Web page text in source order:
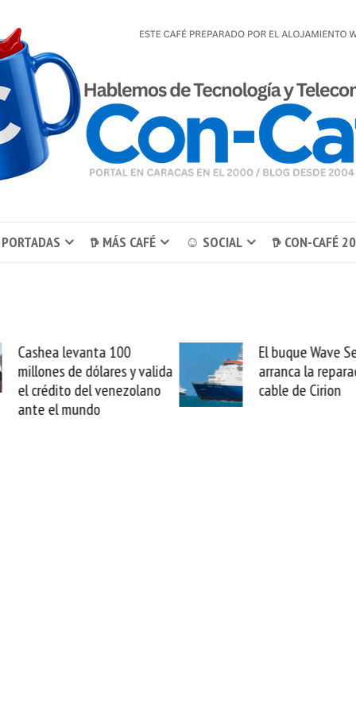
𖠚 MÁS CAFÉ ☺ SOCIAL 𖠚 CON-CAFÉ
El buque Wave Sentinel
arranca la reparación del
cable de Cirion
Uber se lleva
sabemos todo lo
mejorar
esta movida